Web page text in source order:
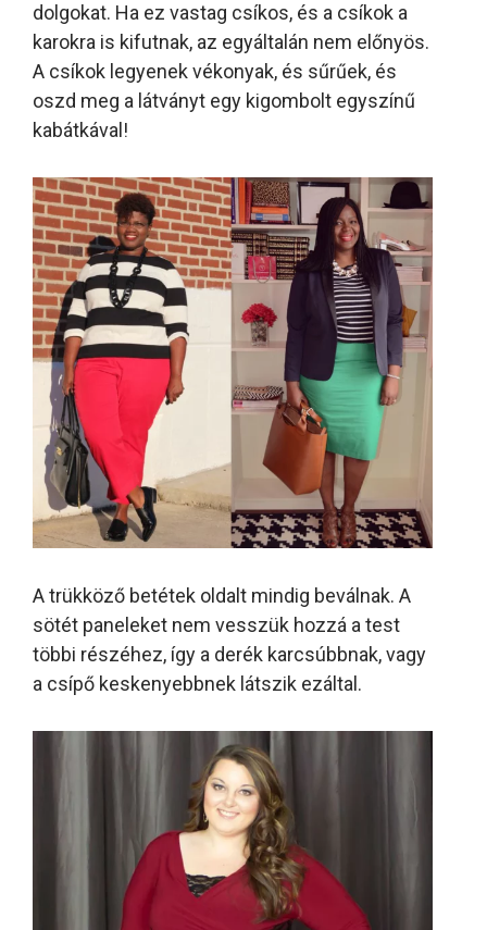
dolgokat. Ha ez vastag csíkos, és a csíkok a
karokra is kifutnak, az egyáltalán nem előnyös.
A csíkok legyenek vékonyak, és sűrűek, és
oszd meg a látványt egy kigombolt egyszínű
kabátkával!
A trükköző betétek oldalt mindig beválnak. A
sötét paneleket nem vesszük hozzá a test
többi részéhez, így a derék karcsúbbnak, vagy
a csípő keskenyebbnek látszik ezáltal.